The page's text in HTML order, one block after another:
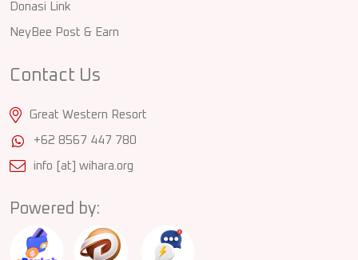
Donasi Link
NeyBee Post & Earn
Contact Us
Great Western Resort
+62 8567 447 780
info [at] wihara.org
Powered by: